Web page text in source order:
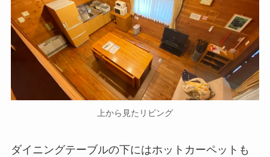
上から見たリビング
ダイニングテーブルの下にはホットカーペットも